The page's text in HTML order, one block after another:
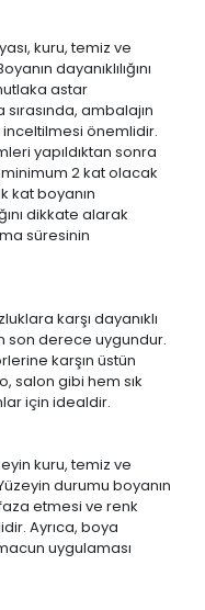
kuru, temiz ve
dayanıklılığını
astar
ambalajın
önemlidir.
yapıldıktan sonra
2 kat olacak
kat boyanın
dikkate alarak
süresinin
karşı dayanıklı
son derece uygundur.
karşın üstün
salon gibi hem sık
için idealdir.
kuru, temiz ve
durumu boyanın
etmesi ve renk
Ayrıca, boya
uygulaması